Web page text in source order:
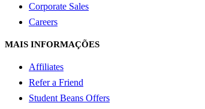
Corporate Sales
Careers
MAIS INFORMAÇÕES
Affiliates
Refer a Friend
Student Beans Offers